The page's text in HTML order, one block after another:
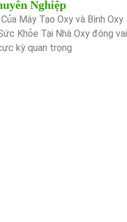
Nghiệp
Máy Tạo Oxy và Bình Oxy
Khỏe Tại Nhà Oxy đóng vai
kỳ quan trọng